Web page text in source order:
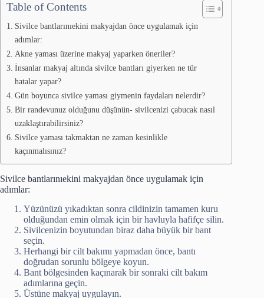
Table of Contents
Sivilce bantlarınıekini makyajdan önce uygulamak için
adımlar:
Akne yaması üzerine makyaj yaparken öneriler?
İnsanlar makyaj altında sivilce bantları giyerken ne tür
hatalar yapar?
Gün boyunca sivilce yaması giymenin faydaları nelerdir?
Bir randevunuz olduğunu düşünün- sivilcenizi çabucak nasıl
uzaklaştırabilirsiniz?
Sivilce yaması takmaktan ne zaman kesinlikle
kaçınmalısınız?
Sivilce bantlarınıekini makyajdan önce uygulamak için
adımlar:
Yüzünüzü yıkadıktan sonra cildinizin tamamen kuru
olduğundan emin olmak için bir havluyla hafifçe silin.
Sivilcenizin boyutundan biraz daha büyük bir bant
seçin.
Herhangi bir cilt bakımı yapmadan önce, bantı
doğrudan sorunlu bölgeye koyun.
Bant bölgesinden kaçınarak bir sonraki cilt bakım
adımlarına geçin.
Üstüne makyaj uygulayın.